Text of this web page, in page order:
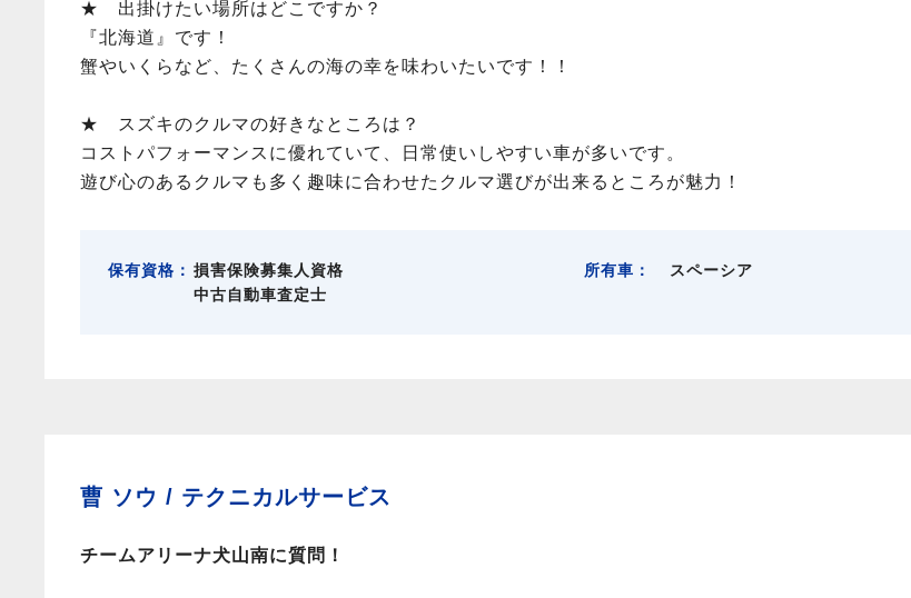
★ 出掛けたい場所はどこですか？
『北海道』です！
蟹やいくらなど、たくさんの海の幸を味わいたいです！！
★ スズキのクルマの好きなところは？
コストパフォーマンスに優れていて、日常使いしやすい車が多いです。
遊び心のあるクルマも多く趣味に合わせたクルマ選びが出来るところが魅力！
保有資格： 損害保険募集人資格
中古自動車査定士
所有車： スペーシア
曹 ソウ / テクニカルサービス
チームアリーナ犬山南に質問！